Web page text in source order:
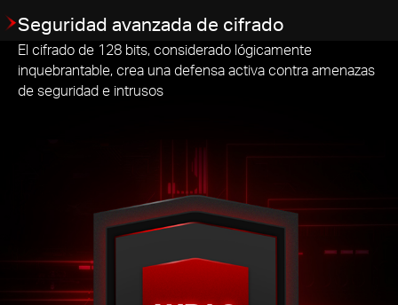
Seguridad avanzada de cifrado
El cifrado de 128 bits, considerado lógicamente
inquebrantable, crea una defensa activa contra amenazas
de seguridad e intrusos